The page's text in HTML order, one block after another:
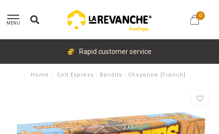
MENU
0
Rapid customer service
Home / Colt Express : Bandits - Cheyenne [French]